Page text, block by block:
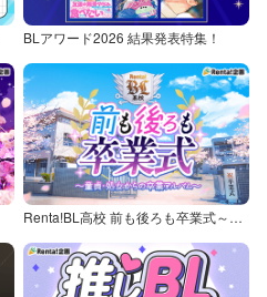
BLアワード2026 結果発表特集！
Renta!BL高校 前も後ろも卒業式～童貞・処女からの卒業アルバム～